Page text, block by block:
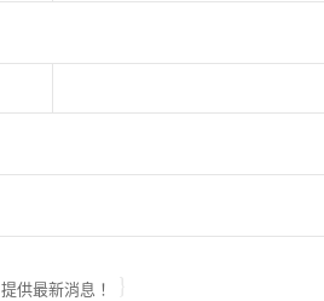
提供最新消息！